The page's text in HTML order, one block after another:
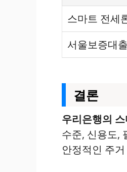
스마트 전세
서울보증대출
결론
우리은행의
수준, 신용도,
안정적인 주